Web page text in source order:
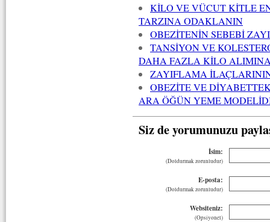
KİLO VE VÜCUT KİTLE
TARZINA ODAKLANIN
OBEZİTENİN SEBEBİ
TANSİYON VE
DAHA FAZLA KİLO
ZAYIFLAMA
OBEZİTE VE
ARA ÖĞÜN YEME
Siz de yorumunuzu
İsim:
(Doldurmak zorunludur)
E-posta:
(Doldurmak zorunludur)
Websiteniz:
(Opsiyonel)